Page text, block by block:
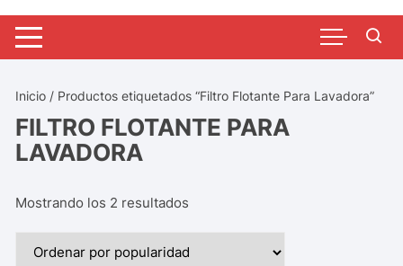
Inicio / Productos etiquetados “Filtro Flotante Para Lavadora”
FILTRO FLOTANTE PARA
LAVADORA
Mostrando los 2 resultados